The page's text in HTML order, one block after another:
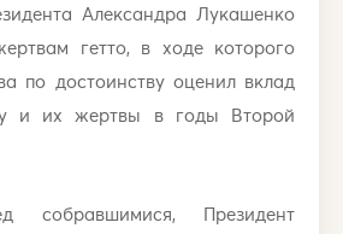
Александра Лукашенко
гетто, в ходе которого
по достоинству оценил вклад
и их жертвы в годы Второй
собравшимися, Президент